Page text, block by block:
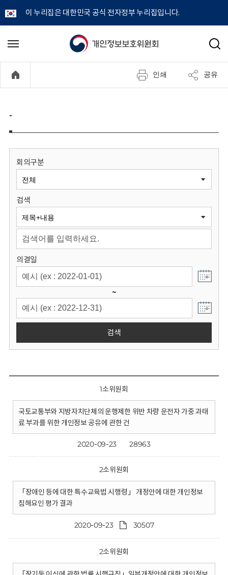
이 누리집은 대한민국 공식 전자정부 누리집입니다.
개
정
보
원
회
메
기
검
인쇄 공유
-
회의구분
검색
의결일
~
검색
1소위원회
국토교통부와 지방자치단체의 운행제한 위반 차량 운전자 가중 과태
료 부과를 위한 개인정보 공유에 관한 건
2020-09-23 28963
2소위원회
「장애인 등에 대한 특수교육법 시행령」 개정안에 대한 개인정보
침해요인 평가 결과
2020-09-23 30507
2소위원회